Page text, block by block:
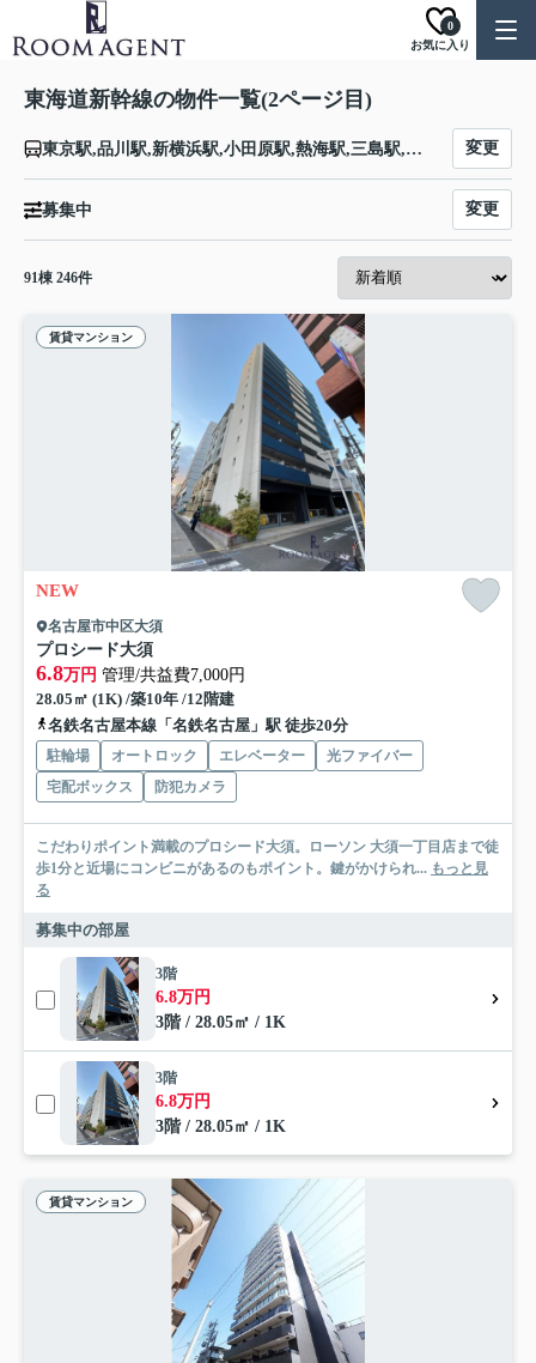
お気に入り
0
東海道新幹線の物件一覧(2ページ目)
東京駅,品川駅,新横浜駅,小田原駅,熱海駅,三島駅,新富士駅,静岡駅,掛川駅,浜松駅,豊橋駅,三河安城駅,名古屋駅,岐阜羽島駅,米原駅,京都駅,新大阪駅 変更
募集中 変更
91棟 246件
賃貸マンション
NEW
名古屋市中区大須
プロシード大須
6.8万円 管理/共益費7,000円
28.05㎡ (1K) /築10年 /12階建
名鉄名古屋本線「名鉄名古屋」駅 徒歩20分
駐輪場 オートロック エレベーター
光ファイバー
宅配ボックス
防犯カメラ
こだわりポイント満載のプロシード大須。ローソン 大須一丁目店まで徒
歩1分と近場にコンビニがあるのもポイント。鍵がかけられ... もっと見
る
募集中の部屋
3階
6.8万円
3階 / 28.05㎡ / 1K
3階
6.8万円
3階 / 28.05㎡ / 1K
賃貸マンション